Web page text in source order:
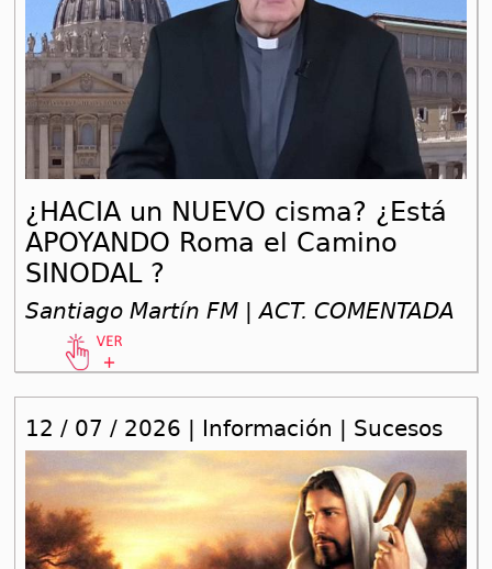
¿HACIA un NUEVO cisma? ¿Está
APOYANDO Roma el Camino
SINODAL ?
Santiago Martín FM | ACT. COMENTADA
12 / 07 / 2026 | Información | Sucesos